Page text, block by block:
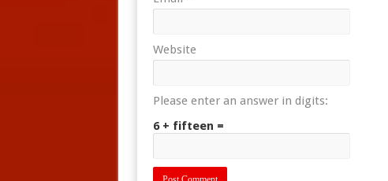
Website
Please enter an answer in digits:
6 + fifteen =